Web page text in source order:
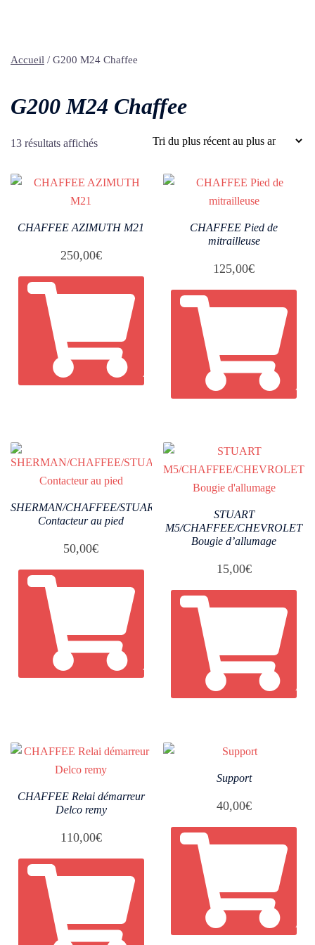
Accueil / G200 M24 Chaffee
G200 M24 Chaffee
13 résultats affichésTrié
plus
plus
ancien
CHAFFEE AZIMUTH M21
250,00€
AJOUTER AU PANIER
CHAFFEE Pied de
mitrailleuse
125,00€
SHERMAN/CHAFFEE/STUART
Contacteur au pied
50,00€
AJOUTER AU PANIER
STUART
M5/CHAFFEE/CHEVROLET
Bougie d’allumage
15,00€
CHAFFEE Relai démarreur
Delco remy
110,00€
Support
40,00€